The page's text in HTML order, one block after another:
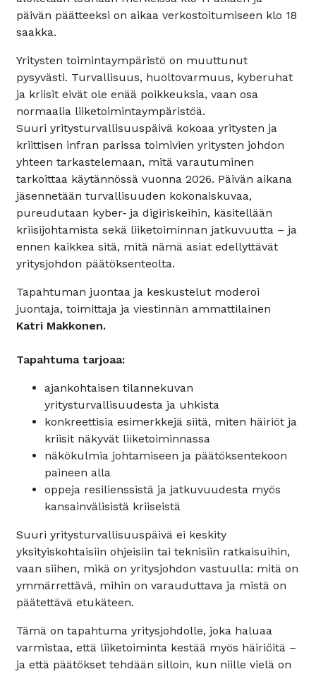
päivän päätteeksi on aikaa verkostoitumiseen klo 18
saakka.
Yritysten toimintaympäristö on muuttunut
pysyvästi. Turvallisuus, huoltovarmuus, kyberuhat
ja kriisit eivät ole enää poikkeuksia, vaan osa
normaalia liiketoimintaympäristöä.
Suuri yritysturvallisuuspäivä kokoaa yritysten ja
kriittisen infran parissa toimivien yritysten johdon
yhteen tarkastelemaan, mitä varautuminen
tarkoittaa käytännössä vuonna 2026. Päivän aikana
jäsennetään turvallisuuden kokonaiskuvaa,
pureudutaan kyber‑ ja digiriskeihin, käsitellään
kriisijohtamista sekä liiketoiminnan jatkuvuutta – ja
ennen kaikkea sitä, mitä nämä asiat edellyttävät
yritysjohdon päätöksenteolta.
Tapahtuman juontaa ja keskustelut moderoi
juontaja, toimittaja ja viestinnän ammattilainen
Katri Makkonen.
Tapahtuma tarjoaa:
ajankohtaisen tilannekuvan
yritysturvallisuudesta ja uhkista
konkreettisia esimerkkejä siitä, miten häiriöt ja
kriisit näkyvät liiketoiminnassa
näkökulmia johtamiseen ja päätöksentekoon
paineen alla
oppeja resilienssistä ja jatkuvuudesta myös
kansainvälisistä kriiseistä
Suuri yritysturvallisuuspäivä ei keskity
yksityiskohtaisiin ohjeisiin tai teknisiin ratkaisuihin,
vaan siihen, mikä on yritysjohdon vastuulla: mitä on
ymmärrettävä, mihin on varauduttava ja mistä on
päätettävä etukäteen.
Tämä on tapahtuma yritysjohdolle, joka haluaa
varmistaa, että liiketoiminta kestää myös häiriöitä –
ja että päätökset tehdään silloin, kun niille vielä on